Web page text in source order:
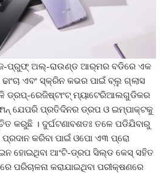
ପ୍ରୁଫ୍ ଅଲ୍‌-ରାଉଣ୍ଡ ଆର୍‌ମର ବଡିରେ ଏକ
ଏବଂ ସ୍କ୍ରିନ କଭର ପାଇଁ ବ୍ଲୁ ଗ୍ଲାସ
ଡ୍ରପ୍‌-ରେଜିଷ୍ଟାଂଟ୍ ମ୍ୟାଟେରିଆଲଗୁଡିକର
ଯେପରି ପ୍ରତିଦିନର ଡ୍ରପ ଓ ଇମ୍ପାକ୍ଟକୁ
କରୁଛି । ଦୁର୍ଘଟଣାବଶତଃ ତଳେ ପଡିଯିବାରୁ
କରିବା ପାଇଁ ଓପୋ ଏ୩ ପ୍ରୋ
ହୋଇଥିବା ଆଂଟି-ଡ୍ରପ ସିଲ୍ଡ କେସ୍ ସହିତ
ପରିଚାଳନା କରାଯାଇଥିବା ପରୀକ୍ଷଣରେ